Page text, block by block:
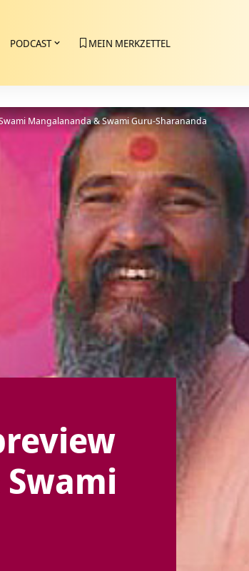
PODCAST MEIN MERKZETTEL
Mangalananda & Swami Guru-Sharananda